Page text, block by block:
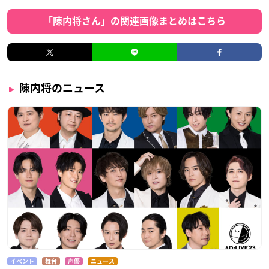
「陳内将さん」の関連画像まとめはこちら
陳内将のニュース
イベント 舞台 声優 ニュース